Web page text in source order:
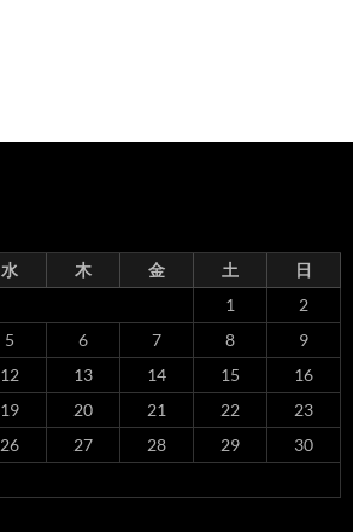
水 木 金 土
日
1
2
5 6 7 8
9
12 13 14 15
16
19 20 21 22
23
26 27 28 29
30